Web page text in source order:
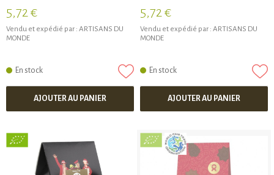
5,72 €
Vendu et expédié par : ARTISANS DU
MONDE
En stock
AJOUTER AU PANIER
5,72 €
Vendu et expédié par : ARTISANS DU
MONDE
En stock
AJOUTER AU PANIER